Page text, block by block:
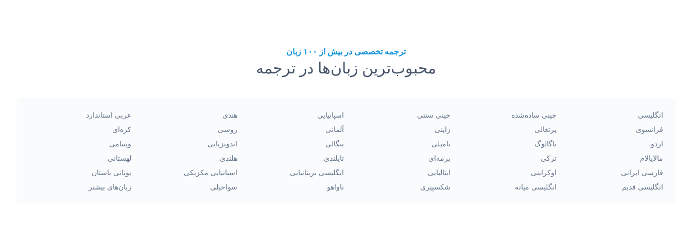
ترجمه تخصصی در بیش از ۱۰۰ زبان
محبوب‌ترین زبان‌ها در ترجمه
انگلیسی چینی ساده‌شده چینی سنتی اسپانیایی هندی
عربی استاندارد
فرانسوی
پرتغالی ژاپنی آلمانی روسی
کره‌ای
اردو
تاگالوگ تامیلی بنگالی اندونزیایی
ویتنامی
مالایالام
ترکی برمه‌ای تایلندی هلندی
لهستانی
فارسی ایرانی
اوکراینی ایتالیایی انگلیسی بریتانیایی اسپانیایی مکزیکی
یونانی باستان
انگلیسی قدیم
انگلیسی میانه شکسپیری ناواهو سواحیلی زبان‌های بیشتر